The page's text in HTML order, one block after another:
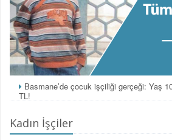
Basmane’de çocuk işçiliği gerçeği: Yaş
TL!
Kadın İşçiler